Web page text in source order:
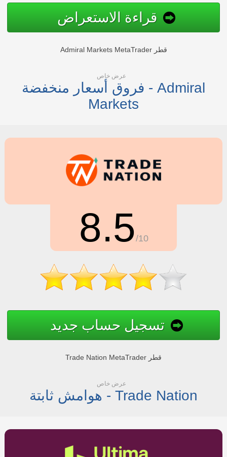
قراءة الاستعراض
Admiral Markets MetaTrader قطر
عرض خاص
فروق أسعار منخفضة - Admiral
Markets
8.5/10
تسجيل حساب جديد
Trade Nation MetaTrader قطر
عرض خاص
هوامش ثابتة - Trade Nation